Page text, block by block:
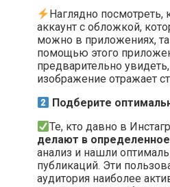
Наглядно
аккаунт с обложкой,
можно в приложениях,
помощью этого
предварительно
изображение отражает
Подберите
Те, кто давно в
делают в
анализ и нашли
публикаций. Эти
аудитория наиболее